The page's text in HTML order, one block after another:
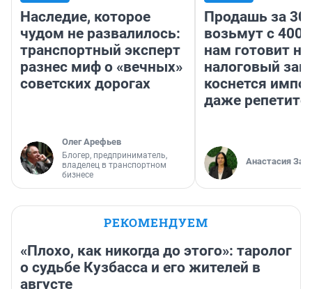
Наследие, которое
чудом не развалилось:
транспортный эксперт
разнес миф о «вечных»
советских дорогах
Олег Арефьев
Блогер, предприниматель,
владелец в транспортном
бизнесе
Продашь за
возьмут с
нам готовит
налоговый
коснется
даже
Анастасия
РЕКОМЕНДУЕМ
«Плохо, как никогда до этого»: таролог
о судьбе Кузбасса и его жителей в
августе